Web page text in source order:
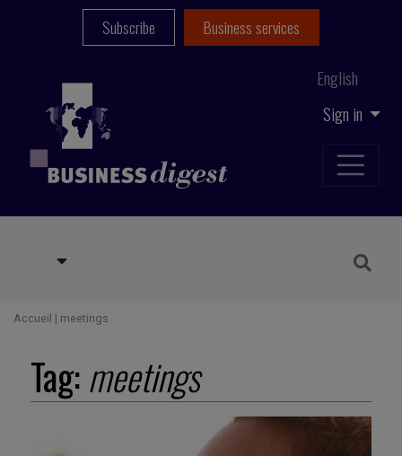
Sign in
English
Subscribe Business services
Accueil | meetings
Tag:meetings